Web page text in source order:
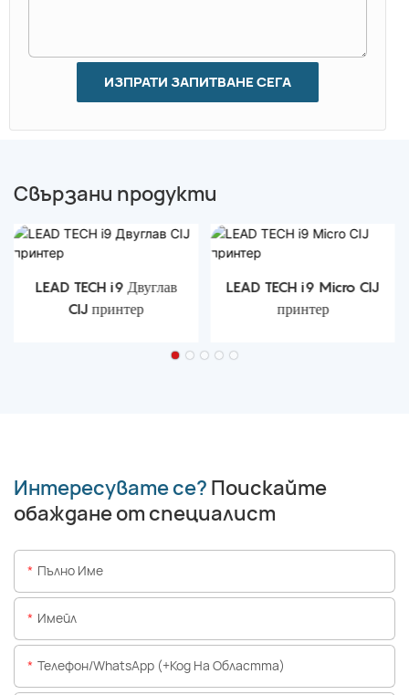
ИЗПРАТИ ЗАПИТВАНЕ СЕГА
Свързани продукти
LEAD TECH i9 Двуглав
CIJ принтер
LEAD TECH i9 Micro CIJ
принтер
Интересувате се? Поискайте
обаждане от специалист
Пълно Име
Имейл
Телефон/WhatsApp (+Код На Областта)